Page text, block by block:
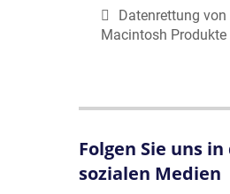
Datenrettung von
Macintosh Produkte
Folgen Sie uns in
sozialen Medien